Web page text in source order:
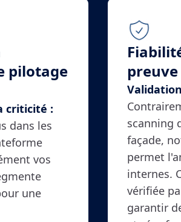
pilotage
criticité :
dans les
vos
une
preuve
scanning
façade,
permet
internes.
vérifiée
garantir